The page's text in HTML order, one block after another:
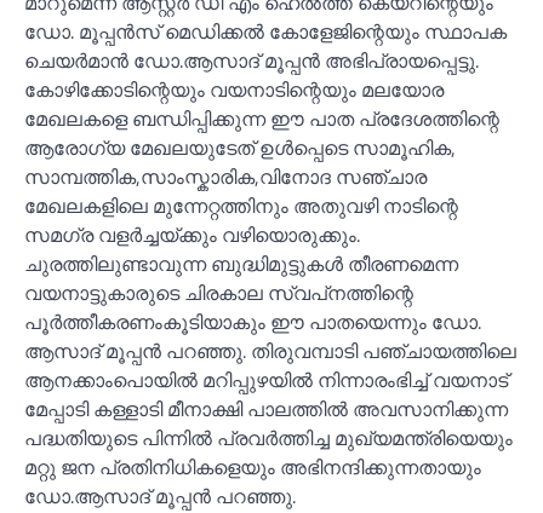
ഡോ. മൂപ്പൻസ് മെഡിക്കൽ കോളേജിന്റെയും സ്ഥാപക
ചെയർമാൻ ഡോ.ആസാദ്‌ മൂപ്പൻ അഭിപ്രായപ്പെട്ടു.
കോഴിക്കോടിന്റെയും വയനാടിന്റെയും മലയോര
മേഖലകളെ ബന്ധിപ്പിക്കുന്ന ഈ പാത പ്രദേശത്തിന്റെ
ആരോഗ്യ മേഖലയുടേത് ഉൾപ്പെടെ സാമൂഹിക,
സാമ്പത്തിക,സാംസ്കാരിക,വിനോദ സഞ്ചാര
മേഖലകളിലെ മുന്നേറ്റത്തിനും അതുവഴി നാടിന്റെ
സമഗ്ര വളർച്ചയ്ക്കും വഴിയൊരുക്കും.
ചുരത്തിലുണ്ടാവുന്ന ബുദ്ധിമുട്ടുകൾ തീരണമെന്ന
വയനാട്ടുകാരുടെ ചിരകാല സ്വപ്‌നത്തിന്റെ
പൂർത്തീകരണംകൂടിയാകും ഈ പാതയെന്നും ഡോ.
ആസാദ് മൂപ്പൻ പറഞ്ഞു. തിരുവമ്പാടി പഞ്ചായത്തിലെ
ആനക്കാംപൊയിൽ മറിപ്പുഴയിൽ നിന്നാരംഭിച്ച് വയനാട്
മേപ്പാടി കള്ളാടി മീനാക്ഷി പാലത്തിൽ അവസാനിക്കുന്ന
പദ്ധതിയുടെ പിന്നിൽ പ്രവർത്തിച്ച മുഖ്യമന്ത്രിയെയും
മറ്റു ജന പ്രതിനിധികളെയും അഭിനന്ദിക്കുന്നതായും
ഡോ.ആസാദ് മൂപ്പൻ പറഞ്ഞു.